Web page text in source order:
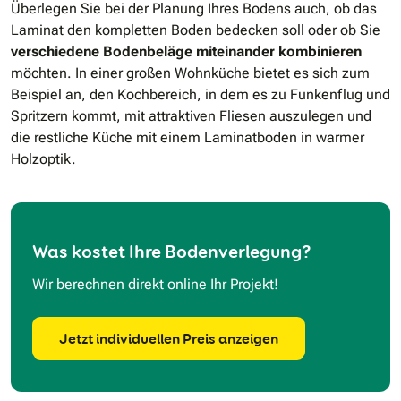
Überlegen Sie bei der Planung Ihres Bodens auch, ob das
Laminat den kompletten Boden bedecken soll oder ob Sie
verschiedene Bodenbeläge miteinander kombinieren
möchten. In einer großen Wohnküche bietet es sich zum
Beispiel an, den Kochbereich, in dem es zu Funkenflug und
Spritzern kommt, mit attraktiven Fliesen auszulegen und
die restliche Küche mit einem Laminatboden in warmer
Holzoptik.
Was kostet Ihre Bodenverlegung?
Wir berechnen direkt online Ihr Projekt!
Jetzt individuellen Preis anzeigen